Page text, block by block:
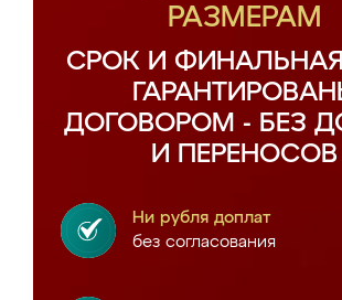
РАЗМЕРАМ
СРОК И
ДОГОВОРОМ - БЕЗ
И ПЕРЕНОСОВ
Ни рубля доплат
без согласования